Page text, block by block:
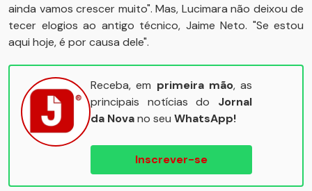
ainda vamos crescer muito". Mas, Lucimara não deixou de
tecer elogios ao antigo técnico, Jaime Neto. "Se estou
aqui hoje, é por causa dele".
Receba, em primeira mão, as
principais notícias do Jornal
da Novano seu WhatsApp!
Inscrever-se